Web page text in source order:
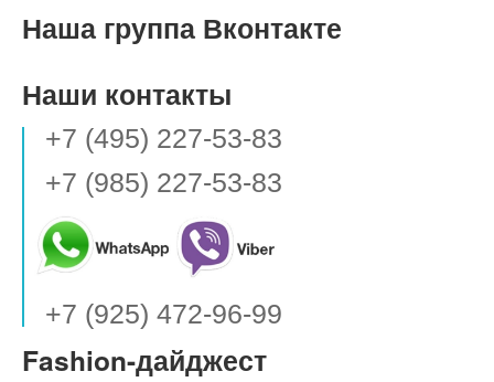
Наша группа Вконтакте
Наши контакты
+7 (495) 227-53-83
+7 (985) 227-53-83
+7 (925) 472-96-99
Fashion-дайджест